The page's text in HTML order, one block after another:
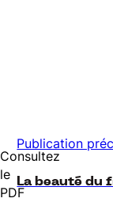
Consultez
le
PDF
Publication
La beauté du